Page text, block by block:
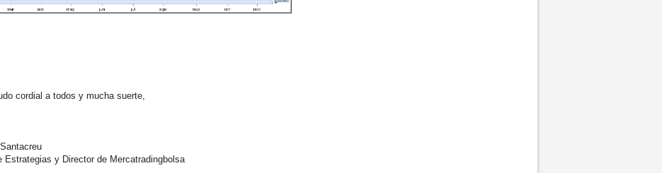
cordial a todos y mucha suerte,
y Director de Mercatradingbolsa